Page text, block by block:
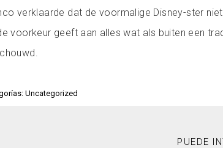
verklaarde dat de voormalige Disney-ster
voorkeur geeft aan alles wat als buiten een
Uncategorized
PUEDE